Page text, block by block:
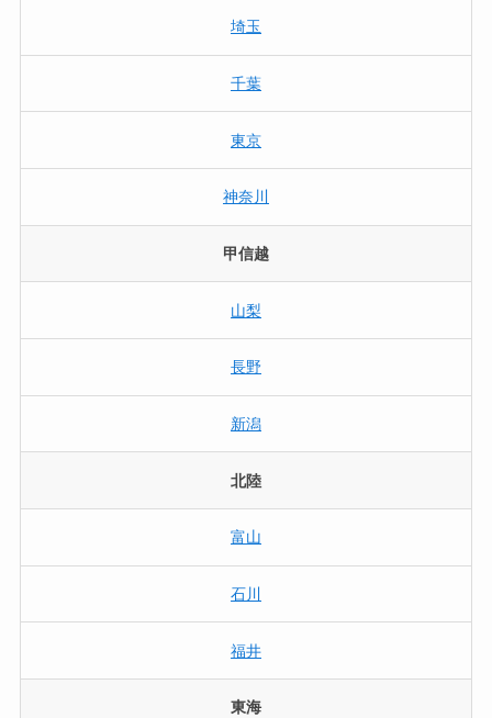
埼玉
千葉
東京
神奈川
甲信越
山梨
長野
新潟
北陸
富山
石川
福井
東海